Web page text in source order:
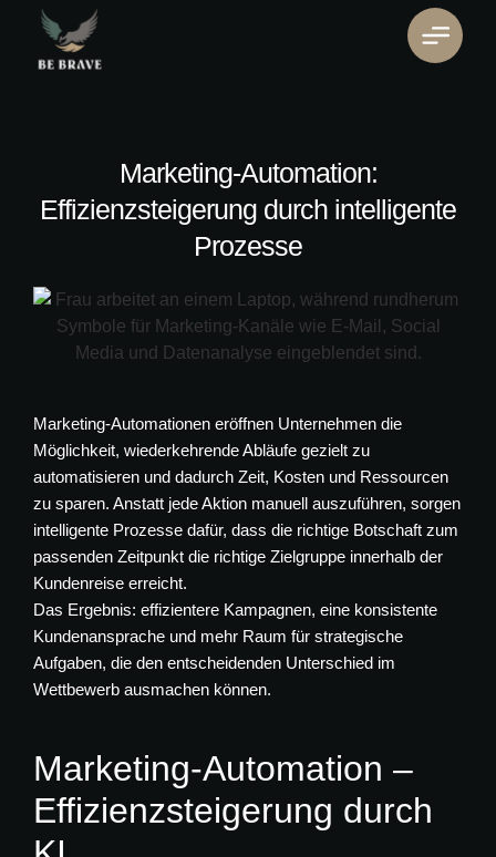
Marketing-Automation:
Effizienzsteigerung durch intelligente
Prozesse
Marketing-Automationen eröffnen Unternehmen die
Möglichkeit, wiederkehrende Abläufe gezielt zu
automatisieren und dadurch Zeit, Kosten und Ressourcen
zu sparen. Anstatt jede Aktion manuell auszuführen, sorgen
intelligente Prozesse dafür, dass die richtige Botschaft zum
passenden Zeitpunkt die richtige Zielgruppe innerhalb der
Kundenreise erreicht.
Das Ergebnis: effizientere Kampagnen, eine konsistente
Kundenansprache und mehr Raum für strategische
Aufgaben, die den entscheidenden Unterschied im
Wettbewerb ausmachen können.
Marketing-Automation –
Effizienzsteigerung durch